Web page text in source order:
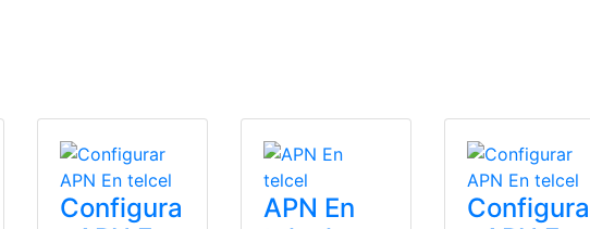
Configura
APN En
Configura